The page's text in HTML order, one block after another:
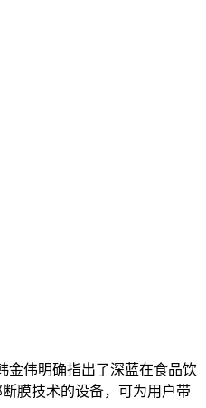
金伟明确指出了深蓝在食品饮
膜技术的设备，可为用户带